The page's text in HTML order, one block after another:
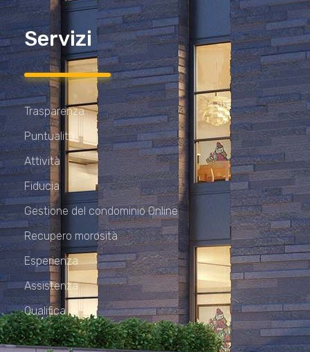
Servizi
Trasparenza
Puntualità
Attività
Fiducia
Gestione del condominio Online
Recupero morosità
Esperienza
Assistenza
Qualifica